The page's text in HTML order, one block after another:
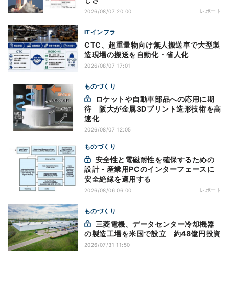
2026/08/07 20:00 レポート
ITインフラ
CTC、超重量物向け無人搬送車で大型製
造現場の搬送を自動化・省人化
2026/08/07 17:01
ものづくり
待 阪大が金属3Dプリント造形技術を高
速化
2026/08/07 12:05
ものづくり
設計 - 産業用PCのインターフェースに
安全絶縁を適用する
2026/08/06 06:00 レポート
ものづくり
の製造工場を米国で設立 約48億円投資
2026/07/31 11:50